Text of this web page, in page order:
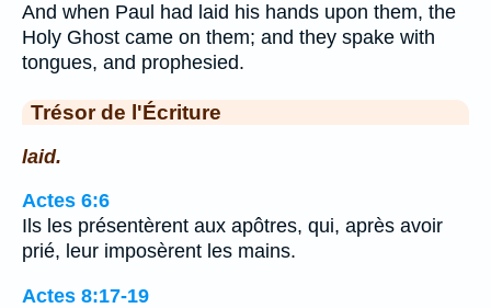
And when Paul had laid his hands upon them, the
Holy Ghost came on them; and they spake with
tongues, and prophesied.
Trésor de l'Écriture
laid.
Actes 6:6
Ils les présentèrent aux apôtres, qui, après avoir
prié, leur imposèrent les mains.
Actes 8:17-19